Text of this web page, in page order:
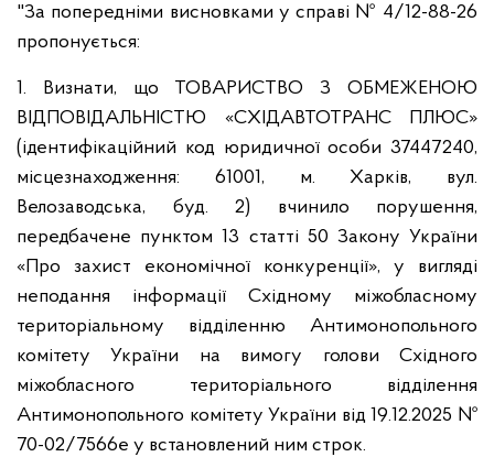
"За попередніми висновками у справі № 4/12-88-26
пропонується:
1. Визнати, що ТОВАРИСТВО З ОБМЕЖЕНОЮ
ВІДПОВІДАЛЬНІСТЮ «СХІДАВТОТРАНС ПЛЮС»
(ідентифікаційний код юридичної особи 37447240,
місцезнаходження: 61001, м. Харків, вул.
Велозаводська, буд. 2) вчинило порушення,
передбачене пунктом 13 статті 50 Закону України
«Про захист економічної конкуренції», у вигляді
неподання інформації Східному міжобласному
територіальному відділенню Антимонопольного
комітету України на вимогу голови Східного
міжобласного територіального відділення
Антимонопольного комітету України від 19.12.2025 №
70-02/7566е у встановлений ним строк.